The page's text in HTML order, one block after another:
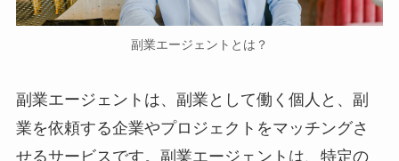
副業エージェントとは？
副業エージェントは、副業として働く個人と、副
業を依頼する企業やプロジェクトをマッチングさ
せるサービスです。副業エージェントは、特定の